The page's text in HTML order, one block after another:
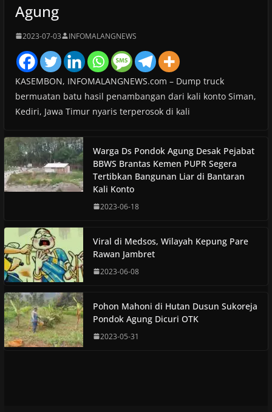
Agung
2023-07-03 INFOMALANGNEWS
KASEMBON, INFOMALANGNEWS.com – Dump truck
bermuatan batu hasil penambangan dari kali konto Siman,
Kediri, Jawa Timur nyaris terperosok di kali
Warga Ds Pondok Agung Desak Pejabat
BBWS Brantas Kemen PUPR Segera
Tertibkan Bangunan Liar di Bantaran
Kali Konto
2023-06-18
Viral di Medsos, Wilayah Kepung Pare
Rawan Jambret
2023-06-08
Pohon Mahoni di Hutan Dusun Sukoreja
Pondok Agung Dicuri OTK
2023-05-31